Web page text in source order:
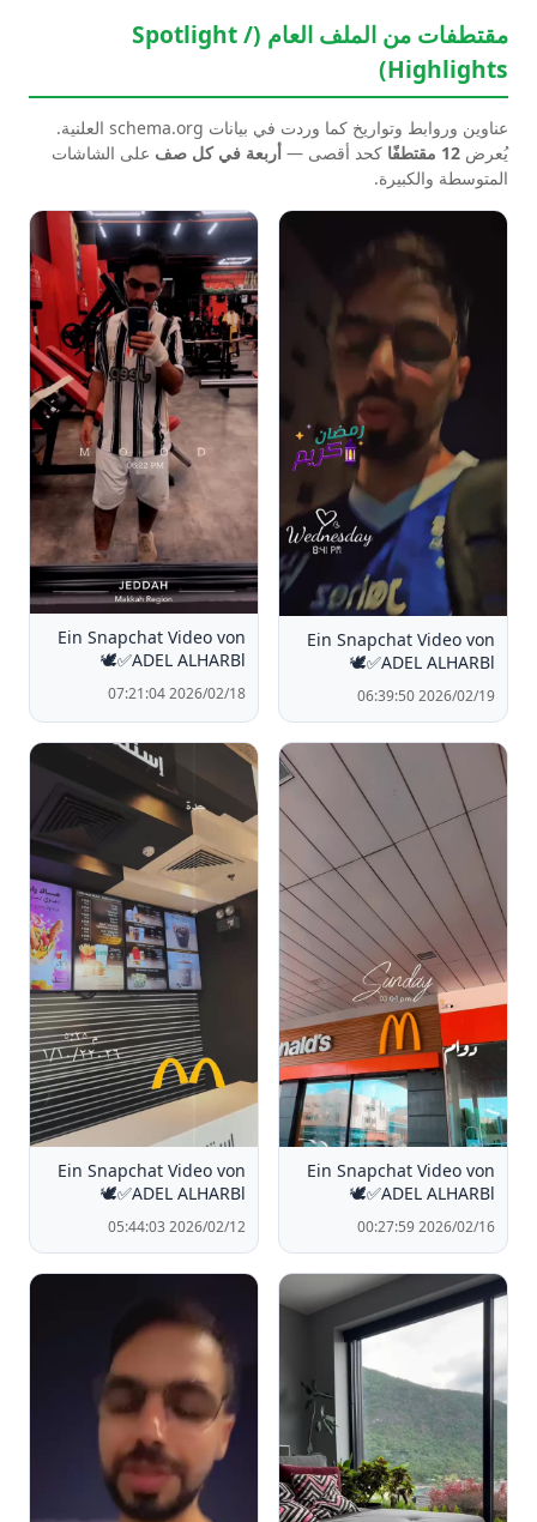
مقتطفات من الملف العام (Spotlight /
Highlights)
عناوين وروابط وتواريخ كما وردت في بيانات schema.org العلنية.
يُعرض 12 مقتطفًا كحد أقصى — أربعة في كل صف على الشاشات
المتوسطة والكبيرة.
Ein Snapchat Video von
🕊️✅ADEL ALHARBl
2026/02/19 06:39:50
Ein Snapchat Video von
🕊️✅ADEL ALHARBl
2026/02/18 07:21:04
Ein Snapchat Video von
🕊️✅ADEL ALHARBl
2026/02/16 00:27:59
Ein Snapchat Video von
🕊️✅ADEL ALHARBl
2026/02/12 05:44:03